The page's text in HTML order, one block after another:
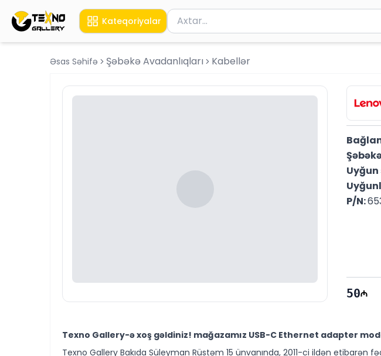
Kateqoriyalar Məhsul axtar
Axtarış üçün ən azı 2 simvol yazın.
Əsas Səhifə Şəbəkə Avadanlıqları Kabellər
P/N:
50
Texno Gallery-ə xoş gəldiniz! mağazamız USB-C Ethernet adapter
Texno Gallery Bakıda Süleyman Rüstəm 15 ünvanında, 2011-ci ildən